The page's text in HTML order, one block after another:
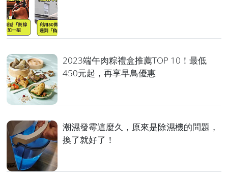
2023端午肉粽禮盒推薦TOP 10！最低
450元起，再享早鳥優惠
潮濕發霉這麼久，原來是除濕機的問題，
換了就好了！